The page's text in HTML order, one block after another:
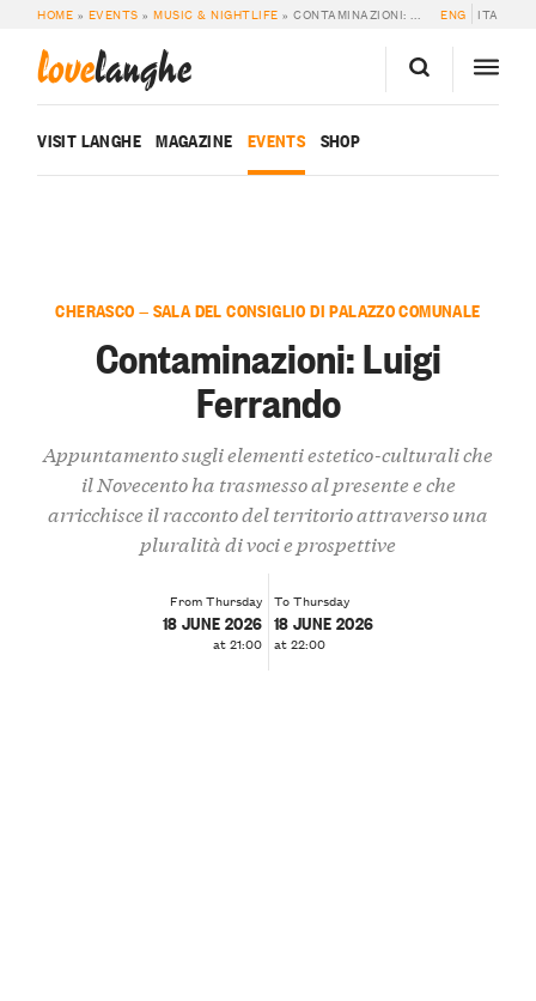
HOME » EVENTS »MUSIC & NIGHTLIFE »CONTAMINAZIONI: LUIGI FERRANDO ENG ITA
lovelanghe
VISIT LANGHE MAGAZINE EVENTS SHOP
CHERASCO — SALA DEL CONSIGLIO DI PALAZZO COMUNALE
Contaminazioni: Luigi
Ferrando
Appuntamento sugli elementi estetico-culturali che
il Novecento ha trasmesso al presente e che
arricchisce il racconto del territorio attraverso una
pluralità di voci e prospettive
From Thursday
18 JUNE 2026
at 21:00
To Thursday
18 JUNE 2026
at 22:00